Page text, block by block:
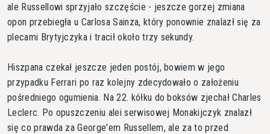
ale Russellowi sprzyjało szczęście - jeszcze gorzej zmiana
opon przebiegła u Carlosa Sainza, który ponownie znalazł się za
plecami Brytyjczyka i tracił około trzy sekundy.
Hiszpana czekał jeszcze jeden postój, bowiem w jego
przypadku Ferrari po raz kolejny zdecydowało o założeniu
pośredniego ogumienia. Na 22. kółku do boksów zjechał Charles
Leclerc. Po opuszczeniu alei serwisowej Monakijczyk znalazł
się co prawda za George'em Russellem, ale za to przed